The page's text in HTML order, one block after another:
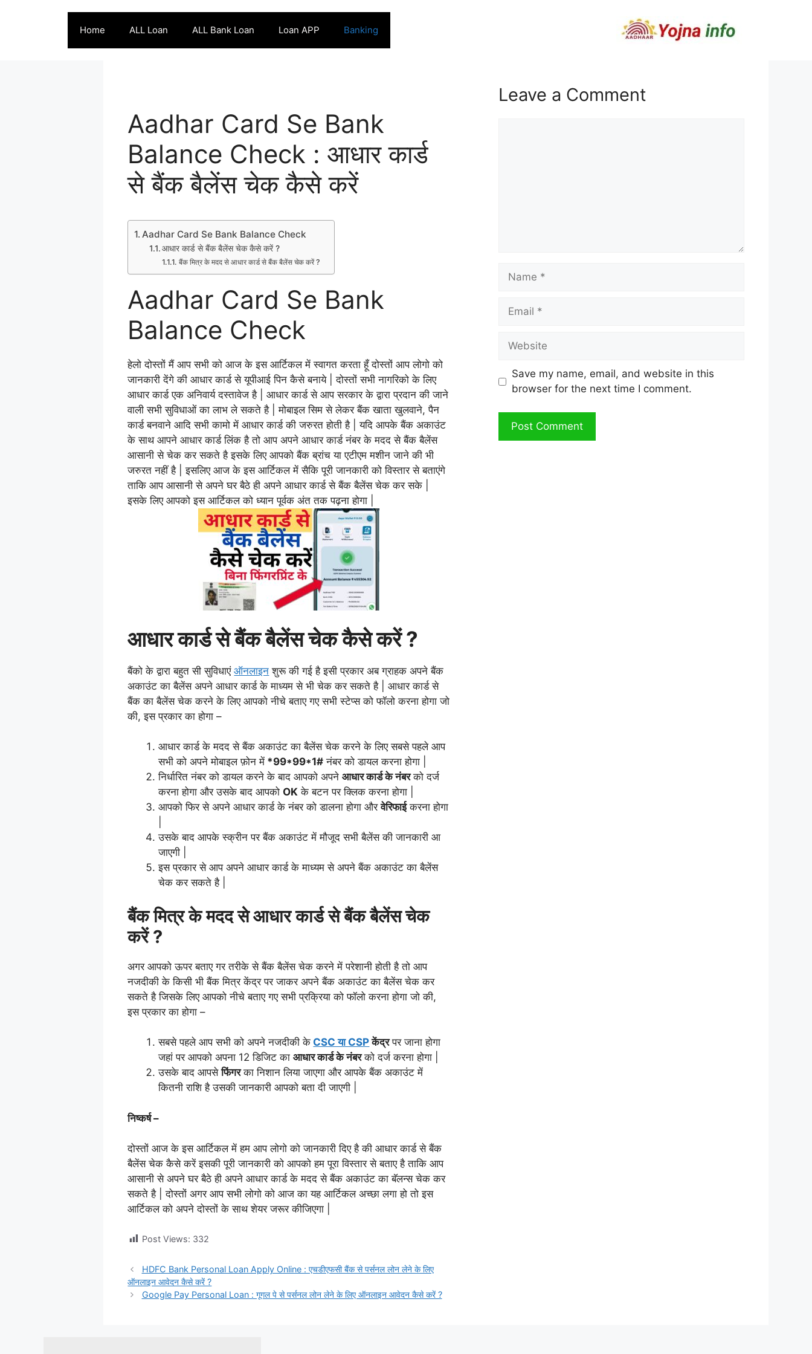
Home ALL Loan ALL Bank Loan Loan APP Banking
Aadhar Card Se Bank
Balance Check : आधार कार्ड
से बैंक बैलेंस चेक कैसे करें
Aadhar Card Se Bank Balance Check
आधार कार्ड से बैंक बैलेंस चेक कैसे करें ?
बैंक मित्र के मदद से आधार कार्ड से बैंक बैलेंस चेक करें ?
Aadhar Card Se Bank
Balance Check
हेलो दोस्तों मैं आप सभी को आज के इस आर्टिकल में स्वागत करता हूँ दोस्तों आप लोगो को
जानकारी देंगे की आधार कार्ड से यूपीआई पिन कैसे बनाये | दोस्तों सभी नागरिको के लिए
आधार कार्ड एक अनिवार्य दस्तावेज है | आधार कार्ड से आप सरकार के द्वारा प्रदान की जाने
वाली सभी सुविधाओं का लाभ ले सकते है | मोबाइल सिम से लेकर बैंक खाता खुलवाने, पैन
कार्ड बनवाने आदि सभी कामो में आधार कार्ड की जरुरत होती है | यदि आपके बैंक अकाउंट
के साथ आपने आधार कार्ड लिंक है तो आप अपने आधार कार्ड नंबर के मदद से बैंक बैलेंस
आसानी से चेक कर सकते है इसके लिए आपको बैंक ब्रांच या एटीएम मशीन जाने की भी
जरुरत नहीं है | इसलिए आज के इस आर्टिकल में सैकि पूरी जानकारी को विस्तार से बताएंगे
ताकि आप आसानी से अपने घर बैठे ही अपने आधार कार्ड से बैंक बैलेंस चेक कर सके |
इसके लिए आपको इस आर्टिकल को ध्यान पूर्वक अंत तक पढ़ना होगा |
आधार कार्ड से बैंक बैलेंस चेक कैसे करें ?
बैंको के द्वारा बहुत सी सुविधाएंऑनलाइन शुरू की गई है इसी प्रकार अब ग्राहक अपने बैंक
अकाउंट का बैलेंस अपने आधार कार्ड के माध्यम से भी चेक कर सकते है | आधार कार्ड से
बैंक का बैलेंस चेक करने के लिए आपको नीचे बताए गए सभी स्टेप्स को फॉलो करना होगा जो
की, इस प्रकार का होगा –
आधार कार्ड के मदद से बैंक अकाउंट का बैलेंस चेक करने के लिए सबसे पहले आप
सभी को अपने मोबाइल फ़ोन में *99*99*1# नंबर को डायल करना होगा |
निर्धारित नंबर को डायल करने के बाद आपको अपनेआधार कार्ड के नंबरको दर्ज
करना होगा और उसके बाद आपको OK के बटन पर क्लिक करना होगा |
आपको फिर से अपने आधार कार्ड के नंबर को डालना होगा औरवेरिफाईकरना होगा
उसके बाद आपके स्क्रीन पर बैंक अकाउंट में मौजूद सभी बैलेंस की जानकारी आ
जाएगी |
इस प्रकार से आप अपने आधार कार्ड के माध्यम से अपने बैंक अकाउंट का बैलेंस
चेक कर सकते है |
बैंक मित्र के मदद से आधार कार्ड से बैंकबैलेंस चेक
करें ?
अगर आपको ऊपर बताए गर तरीके से बैंक बैलेंस चेक करने में परेशानी होती है तो आप
नजदीकी के किसी भी बैंक मित्र केंद्र पर जाकर अपने बैंक अकाउंट का बैलेंस चेक कर
सकते है जिसके लिए आपको नीचे बताए गए सभी प्रक्रिया को फॉलो करना होगा जो की,
इस प्रकार का होगा –
सबसे पहले आप सभी को अपने नजदीकी के CSC या CSPकेंद्रपर जाना होगा
जहां पर आपको अपना 12 डिजिट काआधार कार्ड के नंबरको दर्ज करना होगा |
उसके बाद आपसेफिंगरका निशान लिया जाएगा और आपके बैंक अकाउंट में
कितनी राशि है उसकी जानकारी आपको बता दी जाएगी |
निष्कर्ष –
दोस्तों आज के इस आर्टिकल में हम आप लोगो को जानकारी दिए है की आधार कार्ड से बैंक
बैलेंस चेक कैसे करें इसकी पूरी जानकारी को आपको हम पूरा विस्तार से बताए है ताकि आप
आसानी से अपने घर बैठे ही अपने आधार कार्ड के मदद से बैंक अकाउंट का बॅलन्स चेक कर
सकते है | दोस्तों अगर आप सभी लोगो को आज का यह आर्टिकल अच्छा लगा हो तो इस
आर्टिकल को अपने दोस्तों के साथ शेयर जरूर कीजिएगा |
Post Views: 332
HDFC Bank Personal Loan Apply Online : एचडीएफसी बैंक से पर्सनल लोन लेने के लिए
ऑनलाइन आवेदन कैसे करें ?
Google Pay Personal Loan : गूगल पे से पर्सनल लोन लेने के लिए ऑनलाइन आवेदन कैसे करें ?
Leave a Comment
Name
Email
Website
Save my name, email, and website in this
browser for the next time I comment.